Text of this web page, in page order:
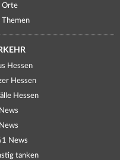
Orte
Themen
Hessen
Hessen
Hessen
News
tanken